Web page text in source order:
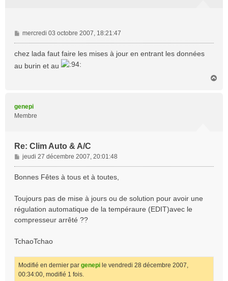
M
e
s
a
mercredi 03 octobre 2007, 18:21:47
chez lada faut faire les mises à jour en entrant les données
au burin et au
genepi
Membre
Re: Clim Auto & A/C
M
e
s
g
e
jeudi 27 décembre 2007, 20:01:48
Bonnes Fêtes à tous et à toutes,
Toujours pas de mise à jours ou de solution pour avoir une
régulation automatique de la tempéraure (EDIT)avec le
compresseur arrêté ??
TchaoTchao
Modifié en dernier par genepi le vendredi 28 décembre 2007,
00:34:00, modifié 1 fois.